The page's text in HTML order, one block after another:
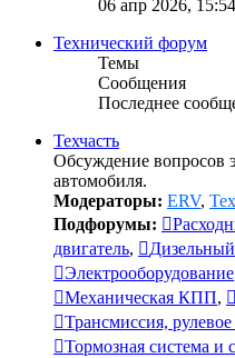
06 апр 2026, 15:54
Технический форум
Темы
Сообщения
Последнее
Техчасть
Обсуждение вопросов
автомобиля.
Модераторы: ERV,
Подфорумы:
двигатель, Дизельный
Электрооборудование
Механическая КПП,
Трансмиссия,
Тормозная система и